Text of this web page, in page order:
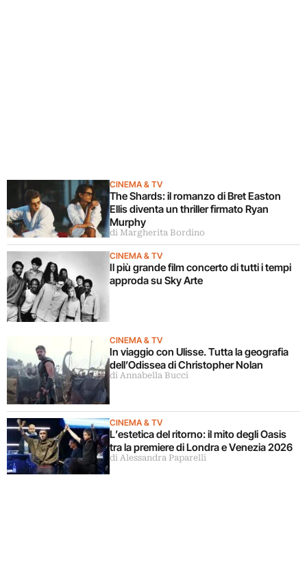
CINEMA & TV
The Shards: il romanzo di Bret Easton
Ellis diventa un thriller firmato Ryan
Murphy
di Margherita Bordino
CINEMA & TV
Il più grande film concerto di tutti i tempi
approda su Sky Arte
CINEMA & TV
In viaggio con Ulisse. Tutta la geografia
dell’Odissea di Christopher Nolan
di Annabella Bucci
CINEMA & TV
L’estetica del ritorno: il mito degli Oasis
tra la premiere di Londra e Venezia 2026
di Alessandra Paparelli